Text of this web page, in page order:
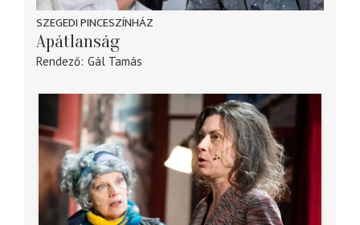
SZEGEDI PINCESZÍNHÁZ
Apátlanság
Rendező Gál Tamás